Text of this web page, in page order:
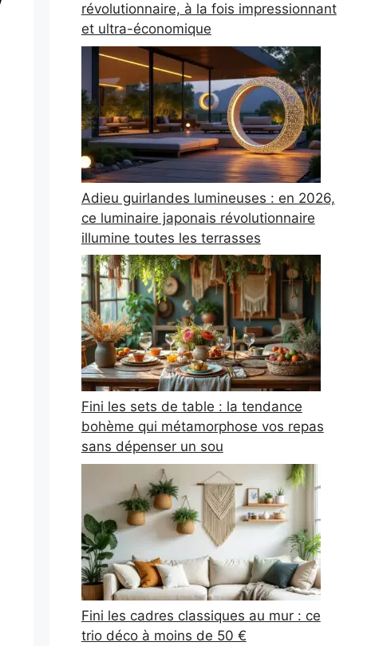
révolutionnaire, à la fois impressionnant
et ultra-économique
Adieu guirlandes lumineuses : en 2026,
ce luminaire japonais révolutionnaire
illumine toutes les terrasses
Fini les sets de table : la tendance
bohème qui métamorphose vos repas
sans dépenser un sou
Fini les cadres classiques au mur : ce
trio déco à moins de 50 €